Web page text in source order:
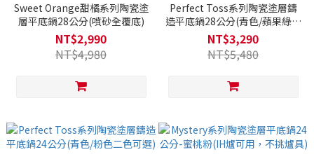
Sweet Orange甜橘系列陶瓷塗
層平底鍋28公分(噴砂全覆底)
NT$2,990
NT$4,980
Perfect Toss系列陶瓷塗層鑄
造平底鍋28公分(青色/蘋果綠二
色可選)
NT$3,290
NT$5,480